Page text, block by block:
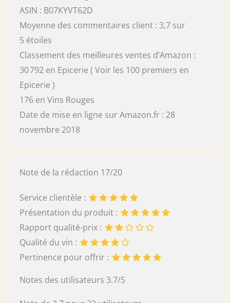
ASIN : B07KYVT62D
Moyenne des commentaires client : 3,7 sur
5 étoiles
Classement des meilleures ventes d’Amazon :
30 792 en Epicerie ( Voir les 100 premiers en
Epicerie )
176 en Vins Rouges
Date de mise en ligne sur Amazon.fr : 28
novembre 2018
Note de la rédaction 17/20
Service clientèle :
Présentation du produit :
Rapport qualité-prix :
Qualité du vin :
Pertinence pour offrir :
Notes des utilisateurs 3.7/5